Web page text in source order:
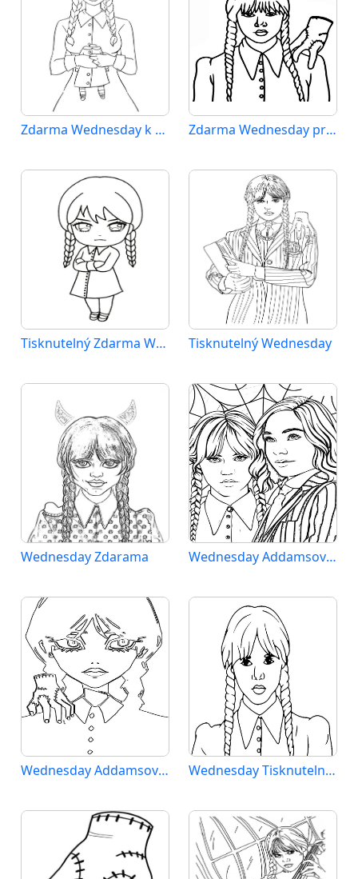
Zdarma Wednesday k Tisku pro Děti Zdarma Wednesday pro Malé Děti
Tisknutelný Zdarma Wednesday Tisknutelný Wednesday
Wednesday Zdarama Wednesday Addamsová (1)
Wednesday Addamsová (3) Wednesday Tisknutelný Zdarma